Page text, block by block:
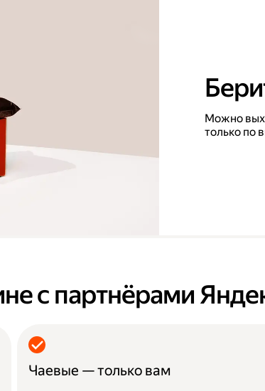
Можно
только по
с партнёрами
Чаевые — только вам